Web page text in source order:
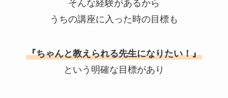
そんな経験があるから
うちの講座に入った時の目標も
『ちゃんと教えられる先生になりたい！』
という明確な目標があり